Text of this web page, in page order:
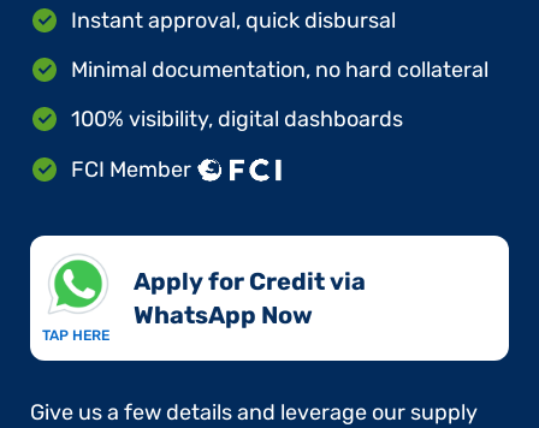
Instant approval, quick disbursal
Minimal documentation, no hard collateral
100% visibility, digital dashboards
FCI Member
TAP HERE
Apply for Credit via
WhatsApp Now​
Give us a few details and leverage our supply